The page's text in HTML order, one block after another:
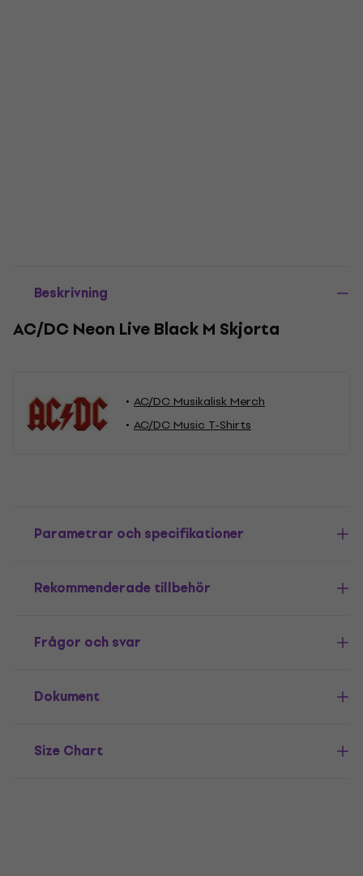
Beskrivning
AC/DC Neon Live Black M Skjorta
AC/DC Musikalisk Merch
AC/DC Music T-Shirts
Parametrar och specifikationer
Rekommenderade tillbehör
Frågor och svar
Dokument
Size Chart